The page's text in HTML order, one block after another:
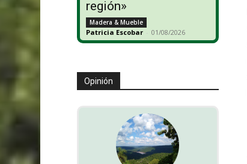
región»
Madera & Mueble
Patricia Escobar - 01/08/2026
Opinión